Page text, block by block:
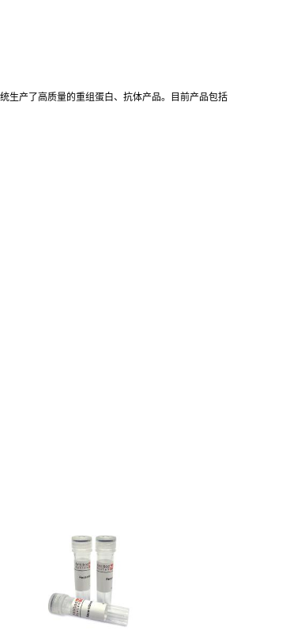
生产了高质量的重组蛋白、抗体产品。目前产品包括